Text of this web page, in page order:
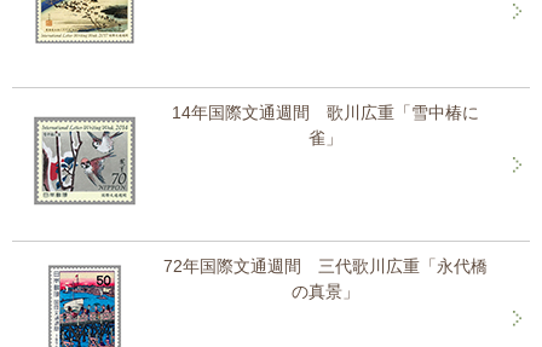
14年国際文通週間 歌川広重「雪中椿に
雀」
72年国際文通週間 三代歌川広重「永代橋
の真景」